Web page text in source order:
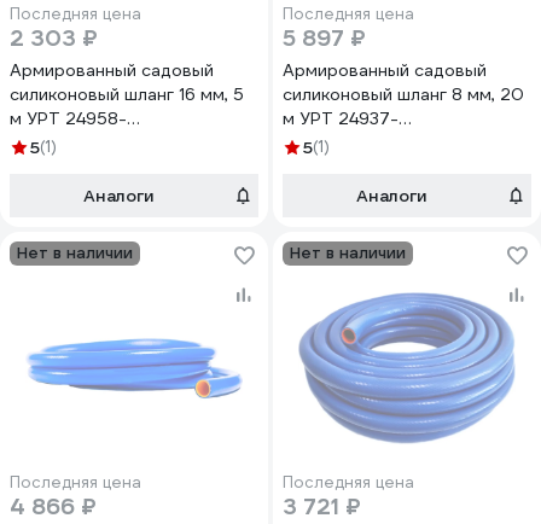
Последняя цена
2 303 ₽
Армированный садовый
силиконовый шланг 16 мм, 5
м УРТ 24958-
рукав*сил*арм*16мм*5м
5(1)
Аналоги
Последняя цена
5 897 ₽
Армированный садовый
силиконовый шланг 8 мм, 20
м УРТ 24937-
рукав*сил*арм*8мм*20м
5(1)
Аналоги
Нет в наличии
Последняя цена
4 866 ₽
Нет в наличии
Последняя цена
3 721 ₽